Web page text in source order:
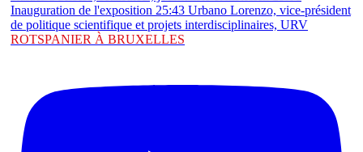
ROTSPANIER À BRUXELLES